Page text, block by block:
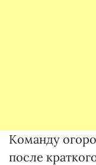
Команду
после